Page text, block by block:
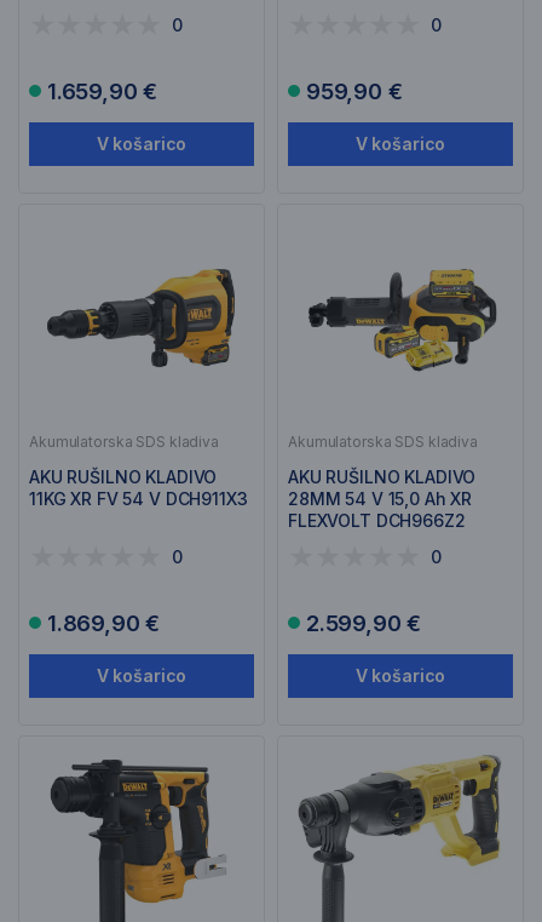
0
1.659,90 €
V košarico
0
959,90 €
V košarico
Akumulatorska SDS kladiva
AKU RUŠILNO KLADIVO
11KG XR FV 54 V DCH911X3
0
1.869,90 €
V košarico
Akumulatorska SDS kladiva
AKU RUŠILNO KLADIVO
28MM 54 V 15,0 Ah XR
FLEXVOLT DCH966Z2
0
2.599,90 €
V košarico